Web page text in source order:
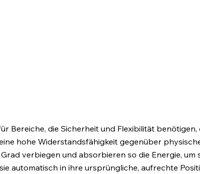
Bereiche, die Sicherheit und Flexibilität
hohe Widerstandsfähigkeit gegenüber
verbiegen und absorbieren so die Energie,
automatisch in ihre ursprüngliche, aufrechte